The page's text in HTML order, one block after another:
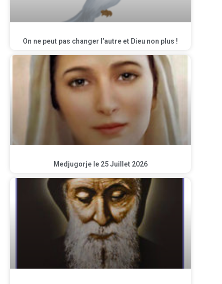
On ne peut pas changer l’autre et Dieu non plus !
Medjugorje le 25 Juillet 2026